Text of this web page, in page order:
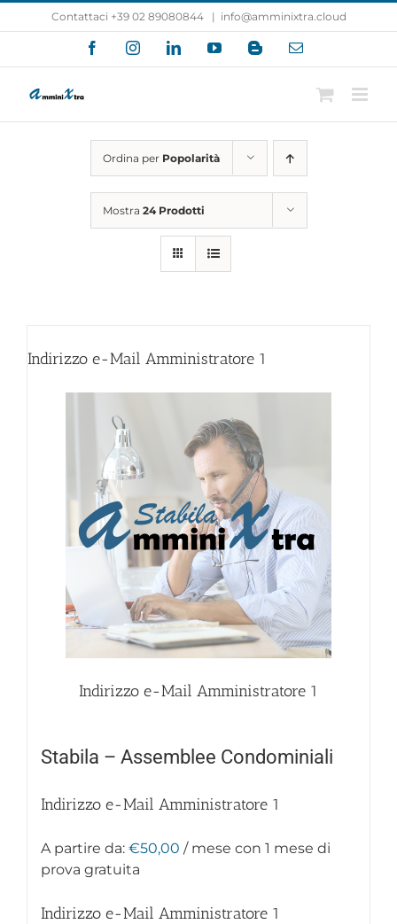
al
Contattaci +39 02 89080844 | info@amminixtra.cloud
FacebookInstagramLinkedInYouTubeBloggerEmail
Ordina per Popolarità
Mostra 24 Prodotti
Indirizzo e-Mail Amministratore 1
Indirizzo e-Mail Amministratore 1
Stabila – Assemblee Condominiali
Indirizzo e-Mail Amministratore 1
A partire da: €50,00 / mese con 1 mese di
prova gratuita
Indirizzo e-Mail Amministratore 1